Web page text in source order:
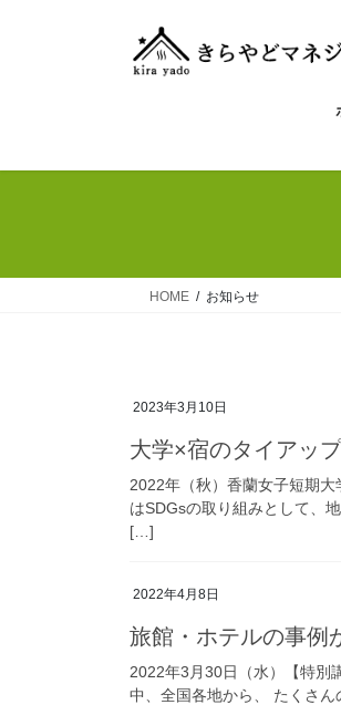
ス
ン
HOME お知らせ
2023年3月10日
大学×宿のタイアッ
2022年（秋）香蘭女子短期
はSDGsの取り組みとして、
[…]
2022年4月8日
旅館・ホテルの事例
2022年3月30日（水）【特
中、全国各地から、 たくさ